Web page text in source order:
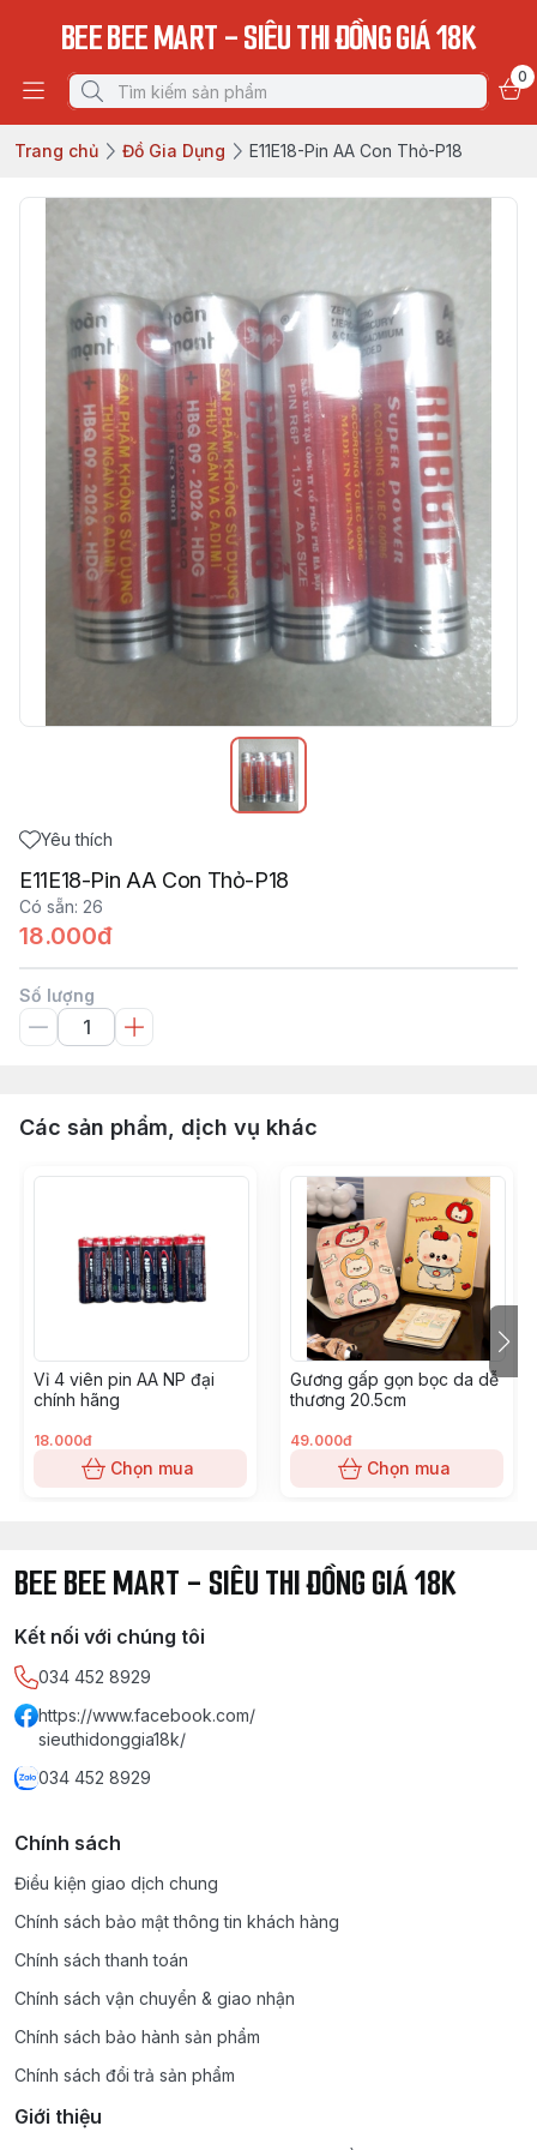
BEE BEE MART - SIÊU THI ĐỒNG GIÁ 18K
0
Trang chủ Đồ Gia Dụng E11E18-Pin AA Con Thỏ-P18
Yêu thích
E11E18-Pin AA Con Thỏ-P18
Có sẵn: 26
18.000đ
Số lượng
Các sản phẩm, dịch vụ khác
Vỉ 4 viên pin AA NP đại
chính hãng
18.000đ
Chọn mua
Gương gấp gọn bọc da dễ
thương 20.5cm
49.000đ
Chọn mua
BEE BEE MART - SIÊU THI ĐỒNG GIÁ 18K
Kết nối với chúng tôi
034 452 8929
https://www.facebook.com/
sieuthidonggia18k/
034 452 8929
Chính sách
Điều kiện giao dịch chung
Chính sách bảo mật thông tin khách hàng
Chính sách thanh toán
Chính sách vận chuyển & giao nhận
Chính sách bảo hành sản phẩm
Chính sách đổi trả sản phẩm
Giới thiệu